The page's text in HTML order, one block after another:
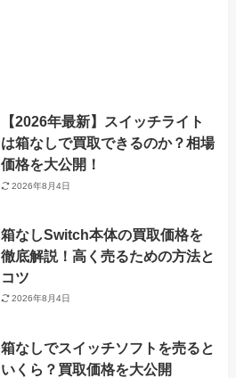
【2026年最新】スイッチライト
は箱なしで買取できるのか？相場
価格を大公開！
2026年8月4日
箱なしSwitch本体の買取価格を
徹底解説！高く売るための方法と
コツ
2026年8月4日
箱なしでスイッチソフトを売ると
いくら？買取価格を大公開